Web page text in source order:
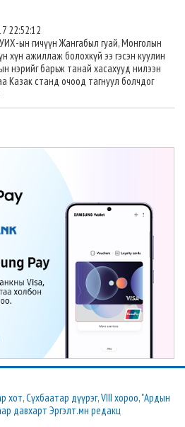
22:52:12
УИХ-ын гичүүн Жангабыл гуай, Монголын
хүн ажиллаж болохкүй ээ гэсэн куулин
нэрийг барьж танай хасахууд нилээн
Казак станд очоод тагнуул болчдог
хот, Сүхбаатар дүүрэг, VIII хороо, "Ардын
давхарт Эргэлт.мн редакц